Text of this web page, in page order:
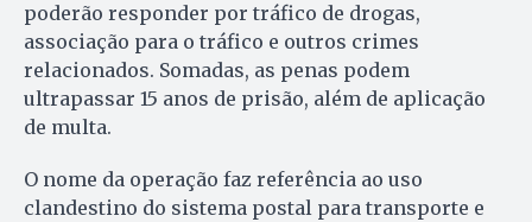
poderão responder por tráfico de drogas,
associação para o tráfico e outros crimes
relacionados. Somadas, as penas podem
ultrapassar 15 anos de prisão, além de aplicação
de multa.
O nome da operação faz referência ao uso
clandestino do sistema postal para transporte e